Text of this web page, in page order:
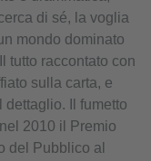
di sé, la voglia
mondo dominato
tutto raccontato con
sulla carta, e
Il fumetto
2010 il Premio
del Pubblico al